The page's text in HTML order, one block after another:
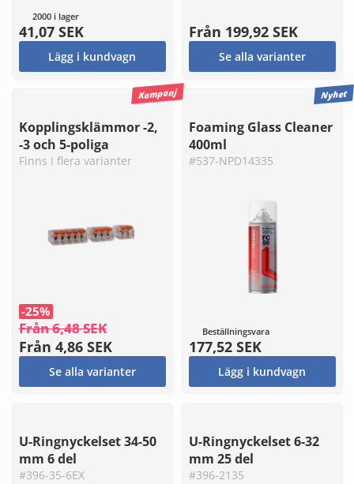
2000 i lager
41,07 SEK
Lägg i kundvagn
Från 199,92 SEK
Se alla varianter
Kampanj
Kopplingsklämmor -2,
-3 och 5-poliga
Finns i flera varianter
Från6,48 SEK
-25%
Från 4,86 SEK
Se alla varianter
Nyhet
Foaming Glass Cleaner
400ml
#537-NPD14335
Beställningsvara
177,52 SEK
Lägg i kundvagn
U-Ringnyckelset 34-50
mm 6 del
#396-35-6EX
U-Ringnyckelset 6-32
mm 25 del
#396-2135